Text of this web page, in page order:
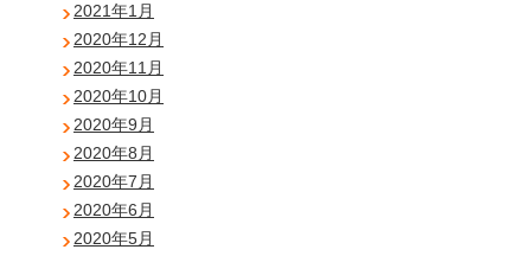
2021年1月
2020年12月
2020年11月
2020年10月
2020年9月
2020年8月
2020年7月
2020年6月
2020年5月